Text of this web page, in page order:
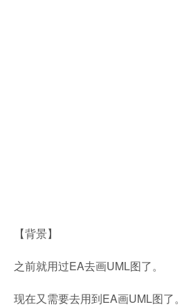
【背景】
之前就用过EA去画UML图了。
现在又需要去用到EA画UML图了。